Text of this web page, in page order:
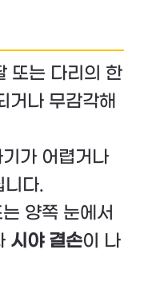
또는 다리의 한
거나 무감각해
가 어렵거나
니다.
양쪽 눈에서
시야 결손이 나